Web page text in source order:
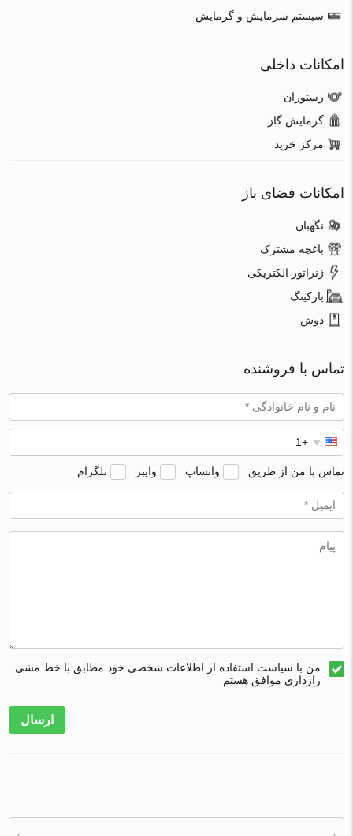
سیستم سرمایش و گرمایش
امکانات داخلی
رستوران
گرمایش گاز
مرکز خرید
امکانات فضای باز
نگهبان
باغچه مشترک
ژنراتور الکتریکی
پارکینگ
دوش
تماس با فروشنده
تماس با من از طریق واتساپ وایبر تلگرام
من با سیاست استفاده از اطلاعات شخصی خود مطابق با خط مشی
رازداری موافق هستم
ارسال